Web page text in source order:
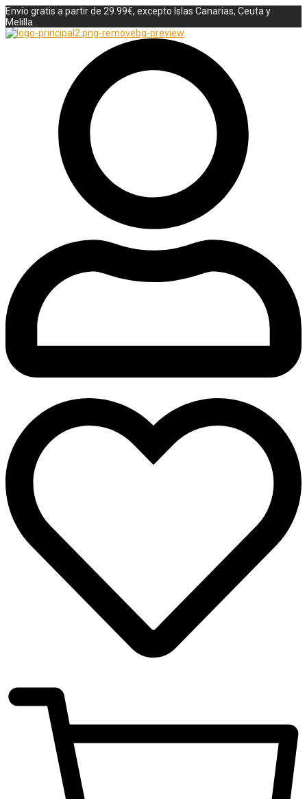
Envío gratis a partir de 29.99€, excepto Islas Canarias, Ceuta y
Melilla.